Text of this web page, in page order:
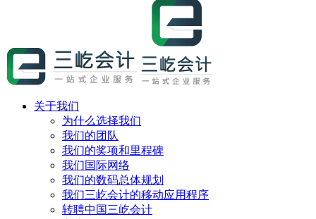
关于我们
为什么选择我们
我们的团队
我们的奖项和里程碑
我们国际网络
我们的数码总体规划
我们三屹会计的移动应用程序
转聘中国三屹会计